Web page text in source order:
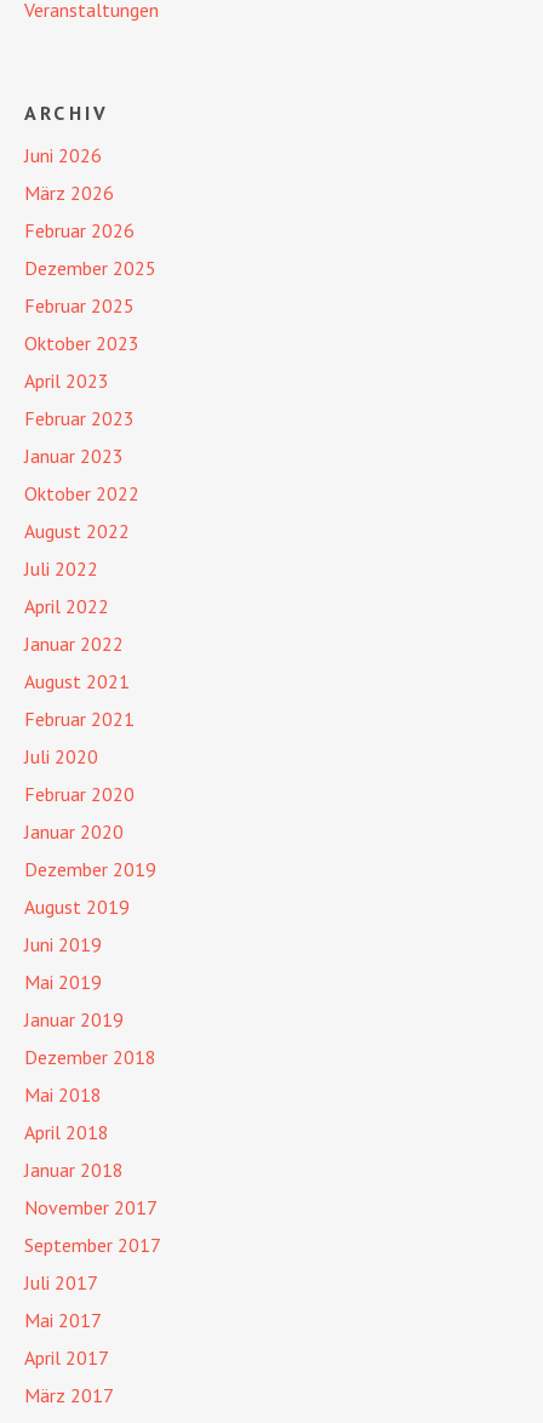
Veranstaltungen
ARCHIV
Juni 2026
März 2026
Februar 2026
Dezember 2025
Februar 2025
Oktober 2023
April 2023
Februar 2023
Januar 2023
Oktober 2022
August 2022
Juli 2022
April 2022
Januar 2022
August 2021
Februar 2021
Juli 2020
Februar 2020
Januar 2020
Dezember 2019
August 2019
Juni 2019
Mai 2019
Januar 2019
Dezember 2018
Mai 2018
April 2018
Januar 2018
November 2017
September 2017
Juli 2017
Mai 2017
April 2017
März 2017